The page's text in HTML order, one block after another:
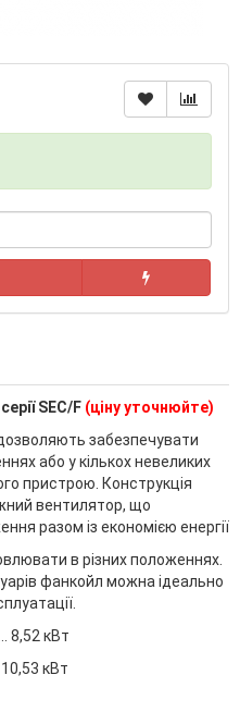
ЅEС/F (ціну уточнюйте)
забезпечувати
або у кількох невеликих
пристрою. Конструкція
вентилятор, що
разом із економією енергії
в різних положеннях.
фанкойл можна ідеально
8,52 кВт
кВт